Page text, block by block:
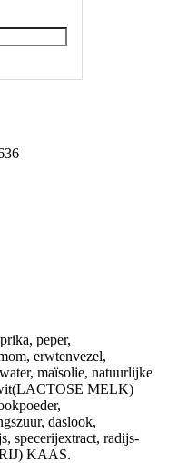
peper,
erwtenvezel,
maïsolie, natuurlijke
MELK)
daslook,
specerijextract, radijs-
KAAS.